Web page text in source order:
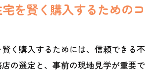
を賢く購入するためのコ
く購入するためには、信頼できる不
の選定と、事前の現地見学が重要で